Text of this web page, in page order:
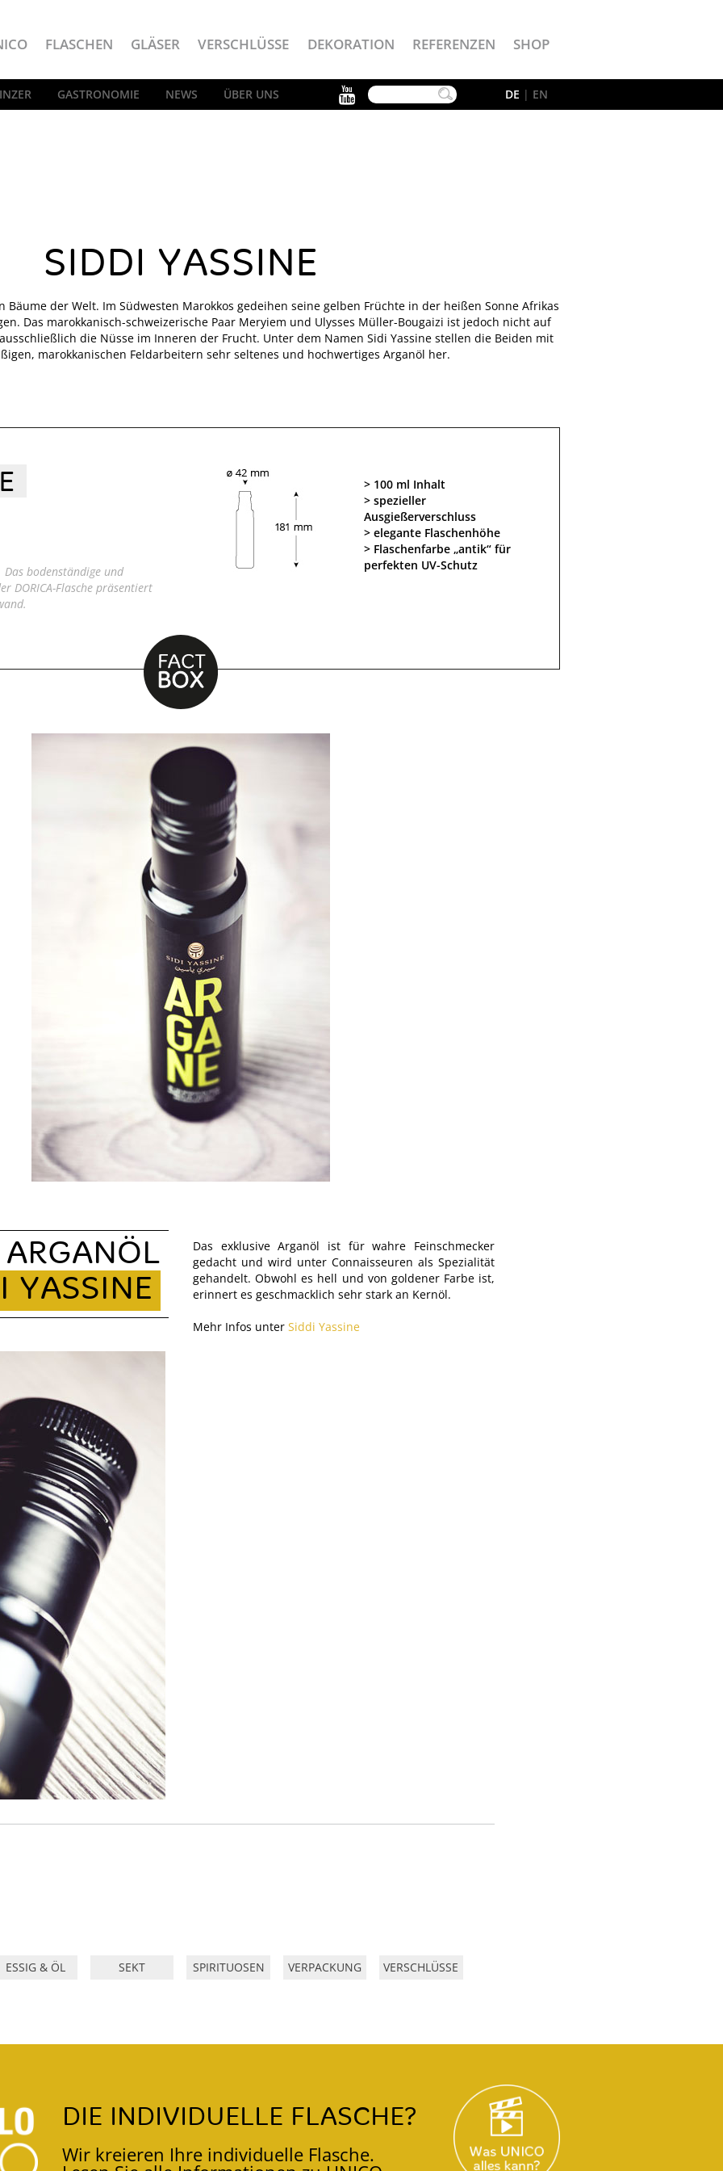
FLASCHEN GLÄSER VERSCHLÜSSE DEKORATION REFERENZEN SHOP
GASTRONOMIE NEWS ÜBER UNS DE | EN
YouTube
SIDDI YASSINE
der Welt. Im Südwesten Marokkos gedeihen seine gelben Früchte in der heißen Sonne Afrikas
Das marokkanisch-schweizerische Paar Meryiem und Ulysses Müller-Bougaizi ist jedoch nicht auf
die Nüsse im Inneren der Frucht. Unter dem Namen Sidi Yassine stellen die Beiden mit
marokkanischen Feldarbeitern sehr seltenes und hochwertiges Arganöl her.
bodenständige und
DORICA-Flasche präsentiert
100 ml Inhalt
spezieller
Ausgießerverschluss
elegante Flaschenhöhe
Flaschenfarbe „antik“ für
perfekten UV-Schutz
ARGANÖL
YASSINE
Das exklusive Arganöl ist für wahre Feinschmecker
gedacht und wird unter Connaisseuren als Spezialität
gehandelt. Obwohl es hell und von goldener Farbe ist,
erinnert es geschmacklich sehr stark an Kernöl.
Mehr Infos unter Siddi Yassine
ESSIG & ÖL SEKT SPIRITUOSEN VERPACKUNG VERSCHLÜSSE
DIE INDIVIDUELLE FLASCHE?
Wir kreieren Ihre individuelle Flasche.